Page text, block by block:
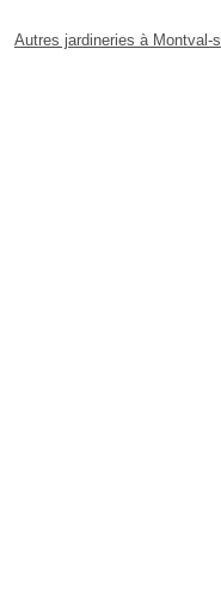
Autres jardineries à Montval-